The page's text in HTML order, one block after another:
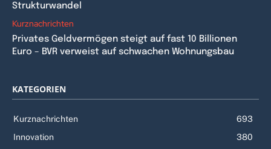
Strukturwandel
Kurznachrichten
Privates Geldvermögen steigt auf fast 10 Billionen
Euro – BVR verweist auf schwachen Wohnungsbau
KATEGORIEN
Kurznachrichten
693
Innovation
380